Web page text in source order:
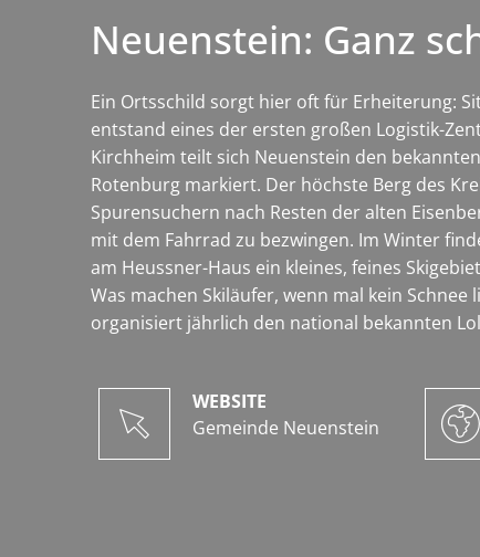
Neuenstein: Ganz
Ein Ortsschild sorgt hier oft für Erheiterung:
entstand eines der ersten großen Logistik-
Kirchheim teilt sich Neuenstein den
Rotenburg markiert. Der höchste Berg des
Spurensuchern nach Resten der alten
mit dem Fahrrad zu bezwingen. Im Winter
am Heussner-Haus ein kleines, feines
Was machen Skiläufer, wenn mal kein
organisiert jährlich den national bekannten
WEBSITE
Gemeinde Neuenstein